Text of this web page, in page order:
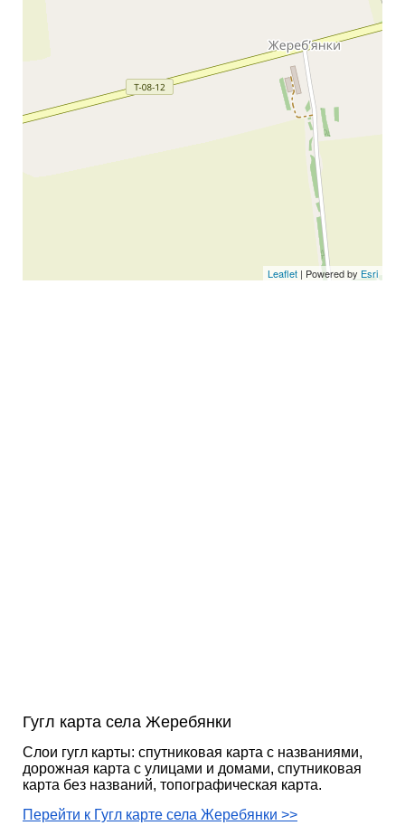
Leaflet | Powered by Esri
Гугл карта села Жеребянки
Слои гугл карты: спутниковая карта с названиями,
дорожная карта с улицами и домами, спутниковая
карта без названий, топографическая карта.
Перейти к Гугл карте села Жеребянки >>